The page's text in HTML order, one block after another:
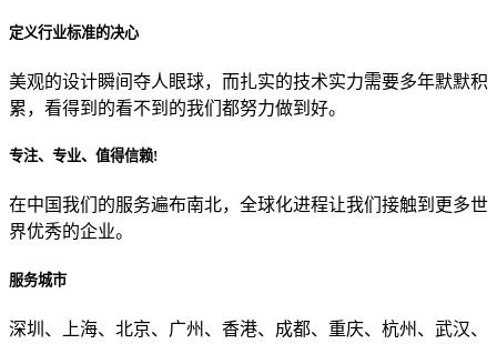
贵公司的团队规模是？
目前主要的营销渠道是？
定义行业标准的决心
美观的设计瞬间夺人眼球，而扎实的技术实力需要多年默默积
累，看得到的看不到的我们都努力做到好。
专注、专业、值得信赖!
在中国我们的服务遍布南北，全球化进程让我们接触到更多世
界优秀的企业。
服务城市
深圳、上海、北京、广州、香港、成都、重庆、杭州、武汉、